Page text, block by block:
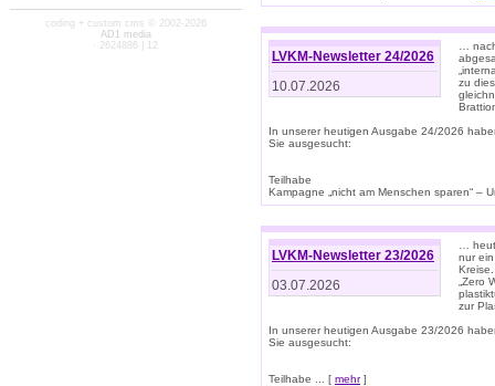
coding + custom cms © 2002-2026
AD1 media
· 2624886 | 12
LVKM-Newsletter 24/2026
10.07.2026
…
zu
In unserer heutigen Ausgabe 24/2026
Sie ausgesucht:
Teilhabe
Kampagne „nicht am Menschen sparen“ –
LVKM-Newsletter 23/2026
03.07.2026
…
nur
„Zero
zur
In unserer heutigen Ausgabe 23/2026
Sie ausgesucht:
Teilhabe ... [ mehr]